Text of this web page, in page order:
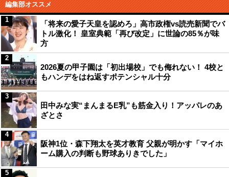
編集部オススメ
「将来の愛子天皇を認めろ」高市政権vs読売新聞でバ
トル激化！ 皇室典範「再び改定」に世論の85％が味
方
1
2026夏の甲子園は「初出場校」でも侮れない！ 4校と
もハンデをはね返すポテンシャル十分
2
田中みな実“まんまるE乳”も筋金入り！アッパレのあ
ざとさ
3
阪神1位・森下翔太を英才教育 父親が明かす「マイホ
ーム購入の判断も野球ありきでした」
4
5